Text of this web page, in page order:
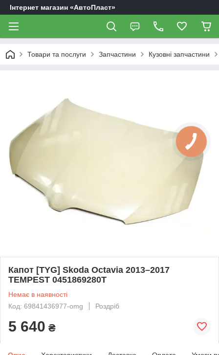
Інтернет магазин «АвтоПласт»
Товари та послуги Запчастини Кузовні запчастини
Капот [TYG] Skoda Octavia 2013–2017
TEMPEST 0451869280T
Немає в наявності
Код: 69841436977-omg
Роздріб
5 640 ₴